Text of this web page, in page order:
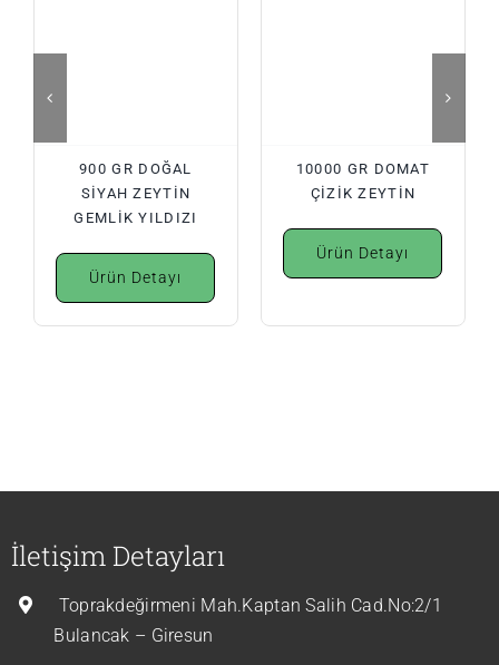
900 GR DOĞAL
SIYAH ZEYTIN
GEMLIK YILDIZI
Ürün Detayı
10000 GR DOMAT
ÇIZIK ZEYTIN
Ürün Detayı
İletişim Detayları
Toprakdeğirmeni Mah.Kaptan Salih Cad.No:2/1
Bulancak – Giresun